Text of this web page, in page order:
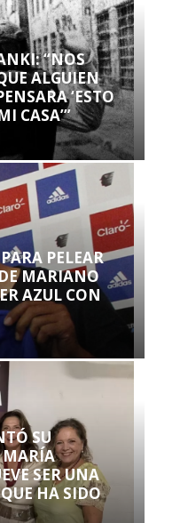
“NOS
ALGUIEN
‘ESTO
CASA’”
PELEAR
MARIANO
AZUL CON
SU
MARÍA
SER UNA
HA SIDO